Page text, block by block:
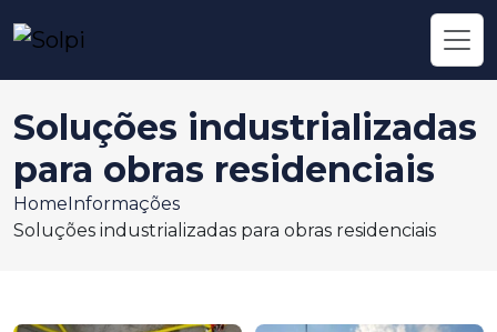
Soluções industrializadas
para obras residenciais
HomeInformações
Soluções industrializadas para obras residenciais